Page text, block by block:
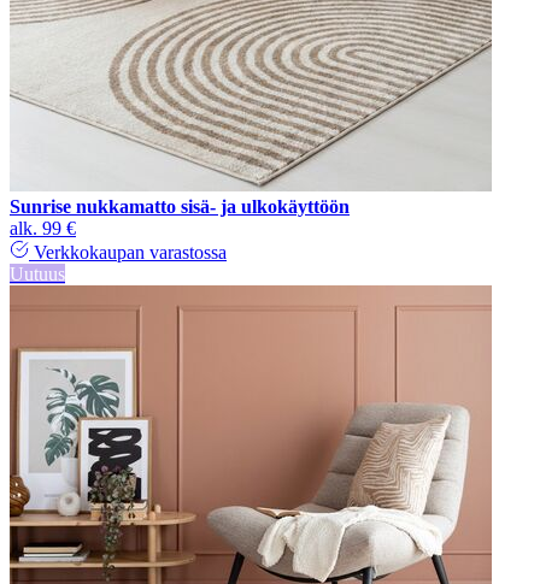
Sunrise nukkamatto sisä- ja ulkokäyttöön
alk. 99 €
Verkkokaupan varastossa
Uutuus